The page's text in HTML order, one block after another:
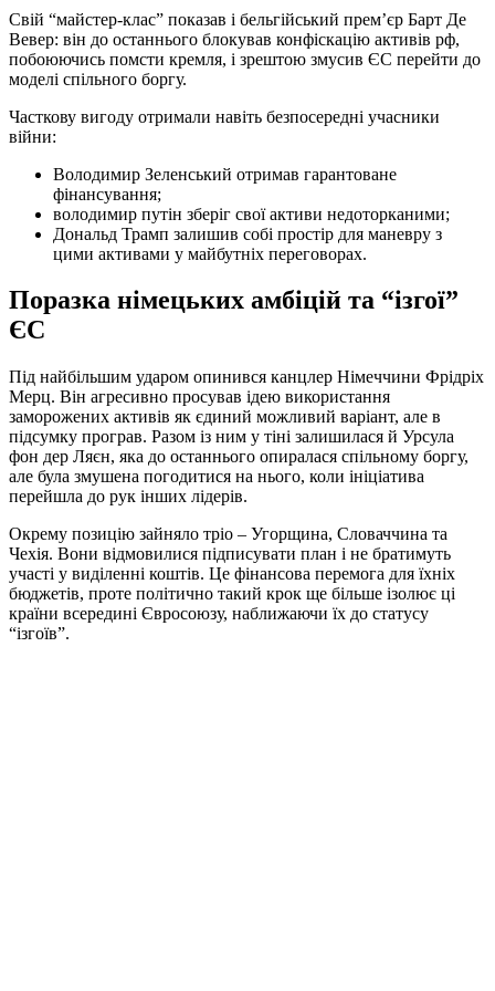
Свій “майстер-клас” показав і бельгійський прем’єр Барт Де
Вевер: він до останнього блокував конфіскацію активів рф,
побоюючись помсти кремля, і зрештою змусив ЄС перейти до
моделі спільного боргу.
Часткову вигоду отримали навіть безпосередні учасники
війни:
Володимир Зеленський отримав гарантоване
фінансування;
володимир путін зберіг свої активи недоторканими;
Дональд Трамп залишив собі простір для маневру з
цими активами у майбутніх переговорах.
Поразка німецьких амбіцій та “ізгої”
ЄС
Під найбільшим ударом опинився канцлер Німеччини Фрідріх
Мерц. Він агресивно просував ідею використання
заморожених активів як єдиний можливий варіант, але в
підсумку програв. Разом із ним у тіні залишилася й Урсула
фон дер Ляєн, яка до останнього опиралася спільному боргу,
але була змушена погодитися на нього, коли ініціатива
перейшла до рук інших лідерів.
Окрему позицію зайняло тріо – Угорщина, Словаччина та
Чехія. Вони відмовилися підписувати план і не братимуть
участі у виділенні коштів. Це фінансова перемога для їхніх
бюджетів, проте політично такий крок ще більше ізолює ці
країни всередині Євросоюзу, наближаючи їх до статусу
“ізгоїв”.